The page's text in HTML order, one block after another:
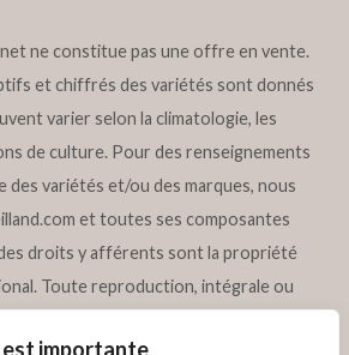
importante
ne constitue pas une offre en vente.
et chiffrés des variétés sont donnés
varier selon la climatologie, les
de culture. Pour des renseignements
des variétés et/ou des marques, nous
et toutes ses composantes
des droits y afférents sont la propriété
Toute reproduction, intégrale ou